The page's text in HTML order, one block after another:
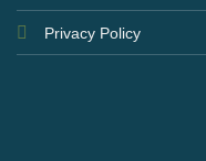
Privacy Policy